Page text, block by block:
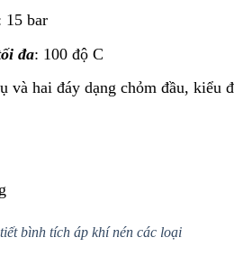
15 bar
đa: 100 độ C
và hai đáy dạng chỏm đầu, kiểu
bình tích áp khí nén các loại